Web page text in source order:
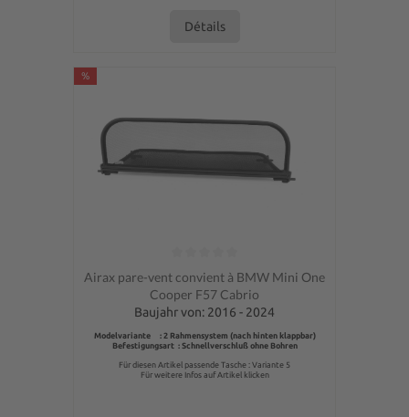
Détails
%
Note moyenne de 0 sur 5 étoiles
Airax pare-vent convient à BMW Mini One
Cooper F57 Cabrio
Baujahr von: 2016 - 2024
Modelvariante : 2 Rahmensystem (nach hinten klappbar)
Befestigungsart : Schnellverschluß ohne Bohren
Für diesen Artikel passende Tasche : Variante 5
Für weitere Infos auf Artikel klicken